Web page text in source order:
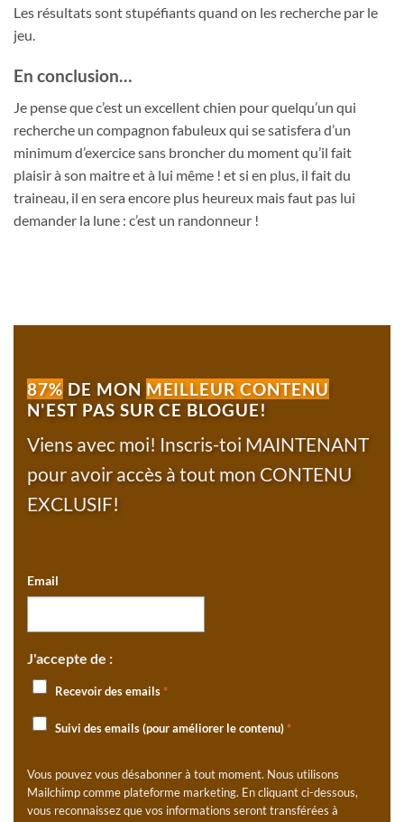
Les résultats sont stupéfiants quand on les recherche par le
jeu.
En conclusion…
Je pense que c’est un excellent chien pour quelqu’un qui
recherche un compagnon fabuleux qui se satisfera d’un
minimum d’exercice sans broncher du moment qu’il fait
plaisir à son maitre et à lui même ! et si en plus, il fait du
traineau, il en sera encore plus heureux mais faut pas lui
demander la lune : c’est un randonneur !
87%DE MON MEILLEUR CONTENU
N'EST PAS SUR CE BLOGUE!
Viens avec moi! Inscris-toi MAINTENANT
pour avoir accès à tout mon CONTENU
EXCLUSIF!
Email
J'accepte de :
Recevoir des emails*
Suivi des emails (pour améliorer le contenu)*
Vous pouvez vous désabonner à tout moment. Nous utilisons
Mailchimp comme plateforme marketing. En cliquant ci-dessous,
vous reconnaissez que vos informations seront transférées à